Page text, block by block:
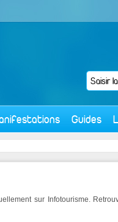
Guides
sur Infotourisme.